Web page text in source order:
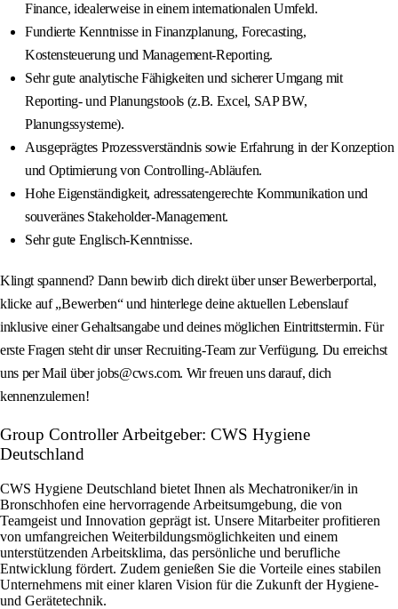
Finance, idealerweise in einem internationalen Umfeld.
Fundierte Kenntnisse in Finanzplanung, Forecasting,
Kostensteuerung und Management‑Reporting.
Sehr gute analytische Fähigkeiten und sicherer Umgang mit
Reporting‑ und Planungstools (z.B. Excel, SAP BW,
Planungssysteme).
Ausgeprägtes Prozessverständnis sowie Erfahrung in der Konzeption
und Optimierung von Controlling‑Abläufen.
Hohe Eigenständigkeit, adressatengerechte Kommunikation und
souveränes Stakeholder‑Management.
Sehr gute Englisch‑Kenntnisse.
Klingt spannend? Dann bewirb dich direkt über unser Bewerberportal,
klicke auf „Bewerben“ und hinterlege deine aktuellen Lebenslauf
inklusive einer Gehaltsangabe und deines möglichen Eintrittstermin. Für
erste Fragen steht dir unser Recruiting‑Team zur Verfügung. Du erreichst
uns per Mail über jobs@cws.com. Wir freuen uns darauf, dich
kennenzulernen!
Group Controller Arbeitgeber: CWS Hygiene
Deutschland
CWS Hygiene Deutschland bietet Ihnen als Mechatroniker/in in
Bronschhofen eine hervorragende Arbeitsumgebung, die von
Teamgeist und Innovation geprägt ist. Unsere Mitarbeiter profitieren
von umfangreichen Weiterbildungsmöglichkeiten und einem
unterstützenden Arbeitsklima, das persönliche und berufliche
Entwicklung fördert. Zudem genießen Sie die Vorteile eines stabilen
Unternehmens mit einer klaren Vision für die Zukunft der Hygiene-
und Gerätetechnik.